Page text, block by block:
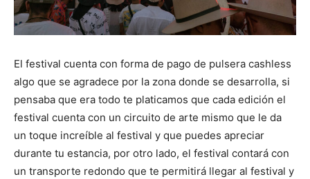
El festival cuenta con forma de pago de pulsera cashless
algo que se agradece por la zona donde se desarrolla, si
pensaba que era todo te platicamos que cada edición el
festival cuenta con un circuito de arte mismo que le da
un toque increíble al festival y que puedes apreciar
durante tu estancia, por otro lado, el festival contará con
un transporte redondo que te permitirá llegar al festival y